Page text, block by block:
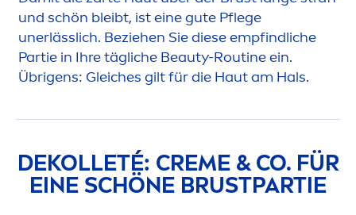
und schön bleibt, ist eine gute Pflege
unerlässlich. Beziehen Sie diese empfindliche
Partie in Ihre tägliche Beauty-Routine ein.
Übrigens: Gleiches gilt für die Haut am Hals.
DEKOLLETÉ: CREME& CO. FÜR
EINE SCHÖNE BRUSTPARTIE